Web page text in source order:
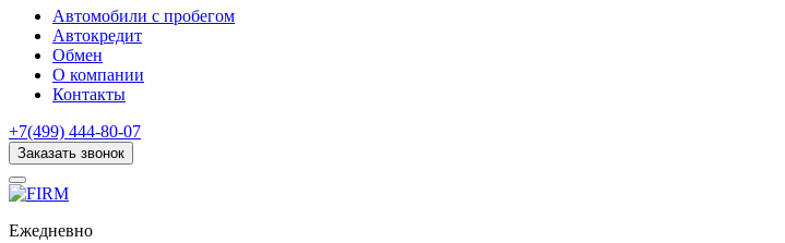
Автомобили с пробегом
Автокредит
Обмен
О компании
Контакты
+7(499) 444-80-07
Заказать звонок
Ежедневно